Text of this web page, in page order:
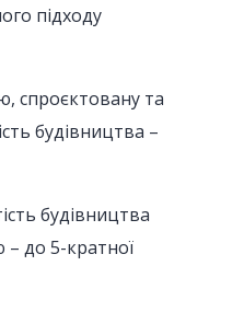
підходу
спроєктовану та
будівництва –
будівництва
до 5-кратної